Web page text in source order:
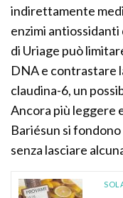
indirettamente
enzimi antiossidanti
di Uriage può
DNA e contrastare
claudina-6, un
Ancora più leggere
Bariésun si
senza lasciare